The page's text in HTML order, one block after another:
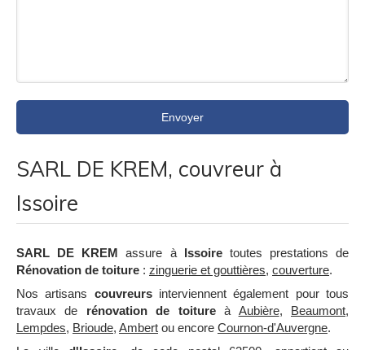
Envoyer
SARL DE KREM, couvreur à
Issoire
SARL DE KREM assure à Issoiretoutes prestations de
Rénovation de toiture : zinguerie et gouttières, couverture.
Nos artisans couvreursinterviennent également pour tous
travaux de rénovation de toitureà Aubière, Beaumont,
Lempdes, Brioude, Ambert ou encore Cournon-d'Auvergne.